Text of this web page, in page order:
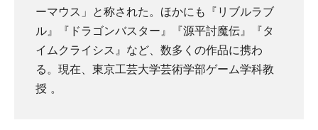
ーマウス」と称された。ほかにも『リブルラブ
ル』『ドラゴンバスター』『源平討魔伝』『タ
イムクライシス』など、数多くの作品に携わ
る。現在、東京工芸大学芸術学部ゲーム学科教
授 。